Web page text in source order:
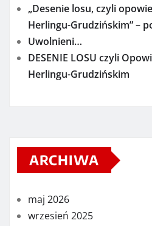
„Desenie losu, czyli
Herlingu-Grudzińskim” –
Uwolnieni…
DESENIE LOSU czyli
Herlingu-Grudzińskim
ARCHIWA
maj 2026
wrzesień 2025